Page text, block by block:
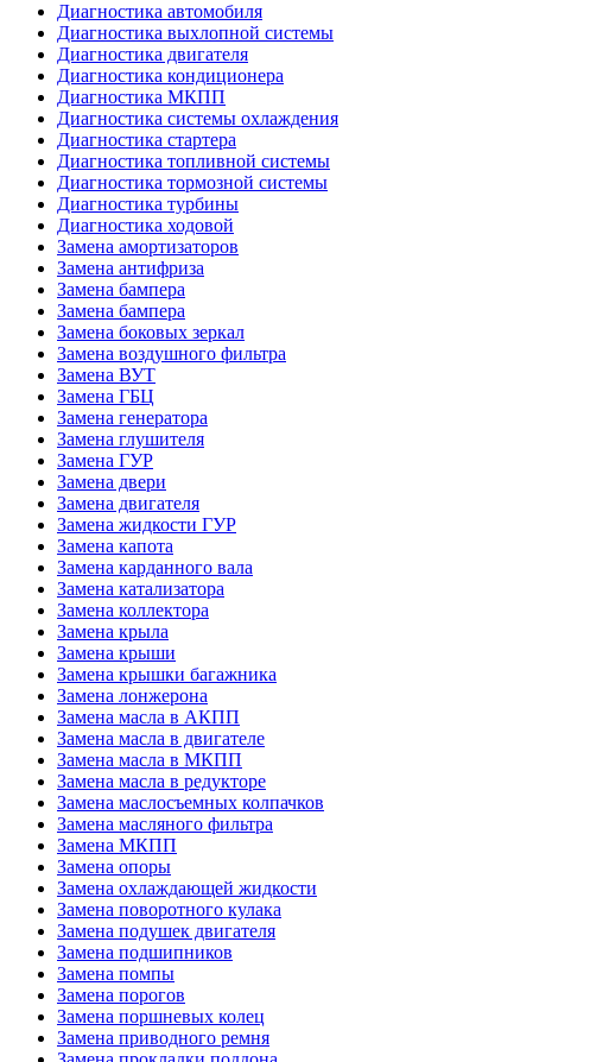
Диагностика автомобиля
Диагностика выхлопной системы
Диагностика двигателя
Диагностика кондиционера
Диагностика МКПП
Диагностика системы охлаждения
Диагностика стартера
Диагностика топливной системы
Диагностика тормозной системы
Диагностика турбины
Диагностика ходовой
Замена амортизаторов
Замена антифриза
Замена бампера
Замена бампера
Замена боковых зеркал
Замена воздушного фильтра
Замена ВУТ
Замена ГБЦ
Замена генератора
Замена глушителя
Замена ГУР
Замена двери
Замена двигателя
Замена жидкости ГУР
Замена капота
Замена карданного вала
Замена катализатора
Замена коллектора
Замена крыла
Замена крыши
Замена крышки багажника
Замена лонжерона
Замена масла в АКПП
Замена масла в двигателе
Замена масла в МКПП
Замена масла в редукторе
Замена маслосъемных колпачков
Замена масляного фильтра
Замена МКПП
Замена опоры
Замена охлаждающей жидкости
Замена поворотного кулака
Замена подушек двигателя
Замена подшипников
Замена помпы
Замена порогов
Замена поршневых колец
Замена приводного ремня